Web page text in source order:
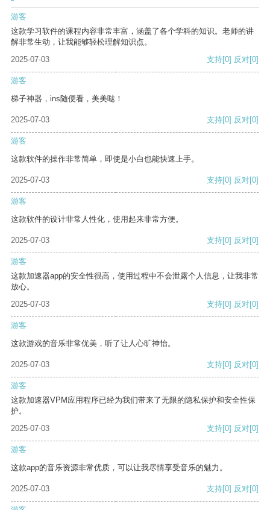
游客
这款学习软件的课程内容非常丰富，涵盖了各个学科的知识。老师的讲
解非常生动，让我能够轻松理解知识点。
2025-07-03
支持[0] 反对[0]
游客
梯子神器，ins随便看，美美哒！
2025-07-03 支持[0] 反对[0]
游客
这款软件的操作非常简单，即使是小白也能快速上手。
2025-07-03 支持[0] 反对[0]
游客
这款软件的设计非常人性化，使用起来非常方便。
2025-07-03 支持[0] 反对[0]
游客
这款加速器app的安全性很高，使用过程中不会泄露个人信息，让我非常
放心。
2025-07-03
支持[0] 反对[0]
游客
这款游戏的音乐非常优美，听了让人心旷神怡。
2025-07-03 支持[0] 反对[0]
游客
这款加速器VPM应用程序已经为我们带来了无限的隐私保护和安全性保
护。
2025-07-03
支持[0] 反对[0]
游客
这款app的音乐资源非常优质，可以让我尽情享受音乐的魅力。
2025-07-03 支持[0] 反对[0]